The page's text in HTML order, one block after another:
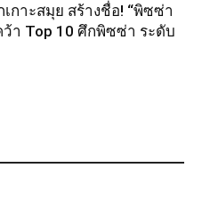
กาะสมุย สร้างชื่อ! “พิซซ่า
ว้า Top 10 ศึกพิซซ่า ระดับ